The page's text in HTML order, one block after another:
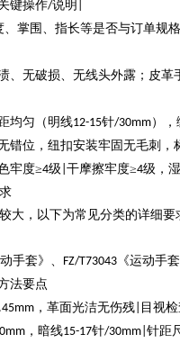
键操作/说明
、掌围、指长等是否与订单规
、无破损、无线头外露；皮革
均匀（明线12-15针/30mm）
错位，纽扣安装牢固无毛刺，
牢度≥4级 干摩擦牢度≥4级，
大，以下为常见分类的详细要
动手套》、 FZ/T73043 《运动手套
法要点
，革面光洁无伤残 目视
，暗线15-17针/30mm| 针距